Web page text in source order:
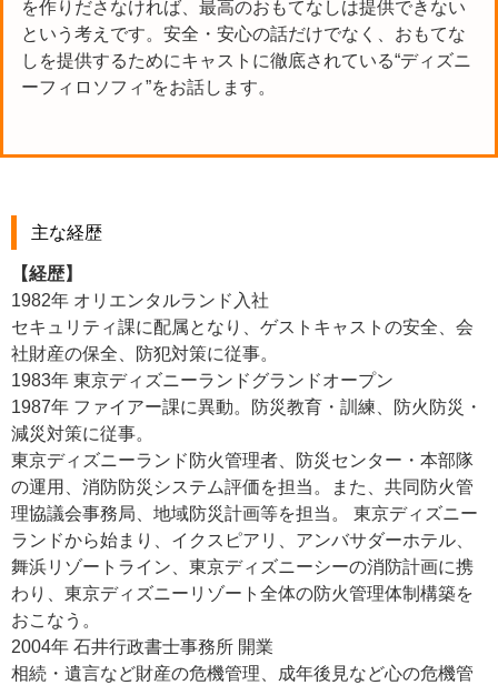
を作りださなければ、最高のおもてなしは提供できない
という考えです。安全・安心の話だけでなく、おもてな
しを提供するためにキャストに徹底されている“ディズニ
ーフィロソフィ”をお話します。
主な経歴
【経歴】
1982年 オリエンタルランド入社
セキュリティ課に配属となり、ゲストキャストの安全、会
社財産の保全、防犯対策に従事。
1983年 東京ディズニーランドグランドオープン
1987年 ファイアー課に異動。防災教育・訓練、防火防災・
減災対策に従事。
東京ディズニーランド防火管理者、防災センター・本部隊
の運用、消防防災システム評価を担当。また、共同防火管
理協議会事務局、地域防災計画等を担当。 東京ディズニー
ランドから始まり、イクスピアリ、アンバサダーホテル、
舞浜リゾートライン、東京ディズニーシーの消防計画に携
わり、東京ディズニーリゾート全体の防火管理体制構築を
おこなう。
2004年 石井行政書士事務所 開業
相続・遺言など財産の危機管理、成年後見など心の危機管